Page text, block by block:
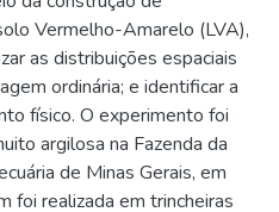
Vermelho-Amarelo (LVA),
as distribuições espaciais
ordinária; e identificar a
físico. O experimento foi
argilosa na Fazenda da
de Minas Gerais, em
foi realizada em trincheiras